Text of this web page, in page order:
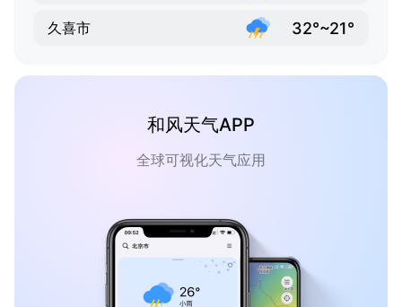
久喜市 32°~21°
和风天气APP
全球可视化天气应用